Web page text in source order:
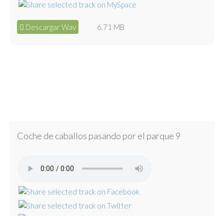
Descargar Wav 6.71 MB
Coche de caballos pasando por el parque 9